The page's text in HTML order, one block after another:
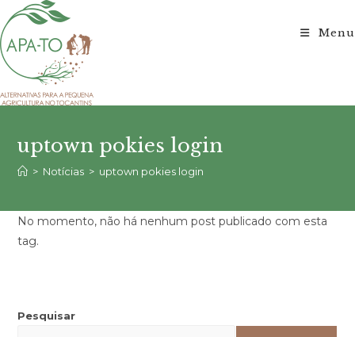
para
o
conteúdo
Menu
uptown pokies login
> Notícias > uptown pokies login
No momento, não há nenhum post publicado com esta
tag.
Pesquisar